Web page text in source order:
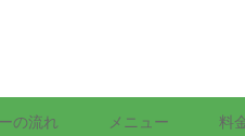
の流れ メニュー 料